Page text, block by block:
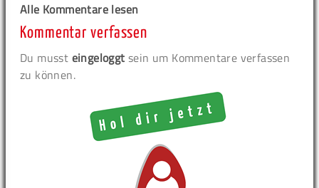
Alle Kommentare lesen
Kommentar verfassen
Du musst eingeloggt sein um Kommentare verfassen
zu können.